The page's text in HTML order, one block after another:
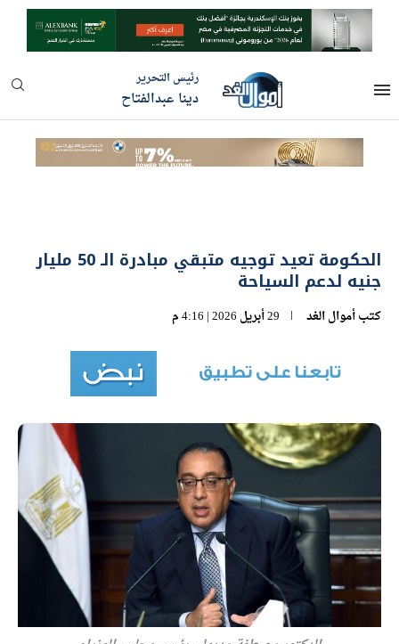
رئيس التحرير
دينا عبدالفتاح
الحكومة تعيد توجيه متبقي مبادرة الـ 50 مليار
جنيه لدعم السياحة
كتبأموال الغد 29 أبريل 2026 | 4:16 م